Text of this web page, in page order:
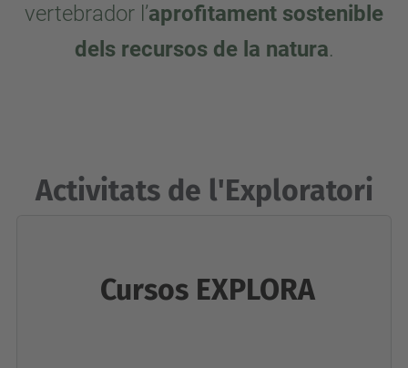
vertebrador l’aprofitament sostenible
dels recursos de la natura.
Activitats de l'Exploratori
Cursos EXPLORA